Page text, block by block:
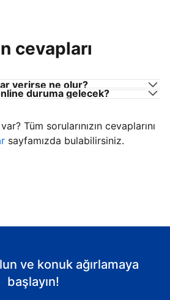
cevapları
verirse ne olur?
duruma gelecek?
Tüm sorularınızın cevaplarını
sayfamızda bulabilirsiniz.
ve konuk ağırlamaya
başlayın!